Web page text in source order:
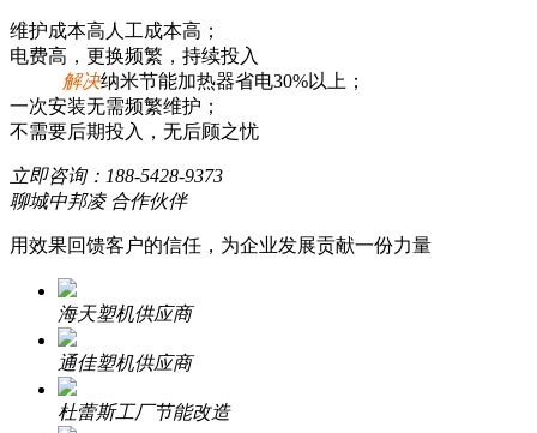
维护成本高人工成本高；
电费高，更换频繁，持续投入
解决纳米节能加热器省电30%以上；
一次安装无需频繁维护；
不需要后期投入，无后顾之忧
立即咨询： 188-5428-9373
聊城中邦凌 合作伙伴
用效果回馈客户的信任，为企业发展贡献一份力量
海天塑机供应商
通佳塑机供应商
杜蕾斯工厂节能改造